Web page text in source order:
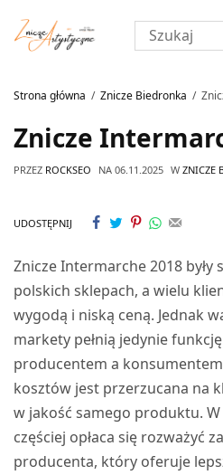
Strona główna Znicze Biedronka
Znicze
PRZEZ ROCKSEO NA 06.11.2025 W ZNICZE
UDOSTĘPNIJ
Znicze Intermarche 2018
polskich sklepach, a wielu
wygodą i niską ceną. Jednak
markety pełnią jedynie
producentem a
kosztów jest przerzucana na
w jakość samego produktu.
częściej opłaca się rozważyć
producenta, który oferuje